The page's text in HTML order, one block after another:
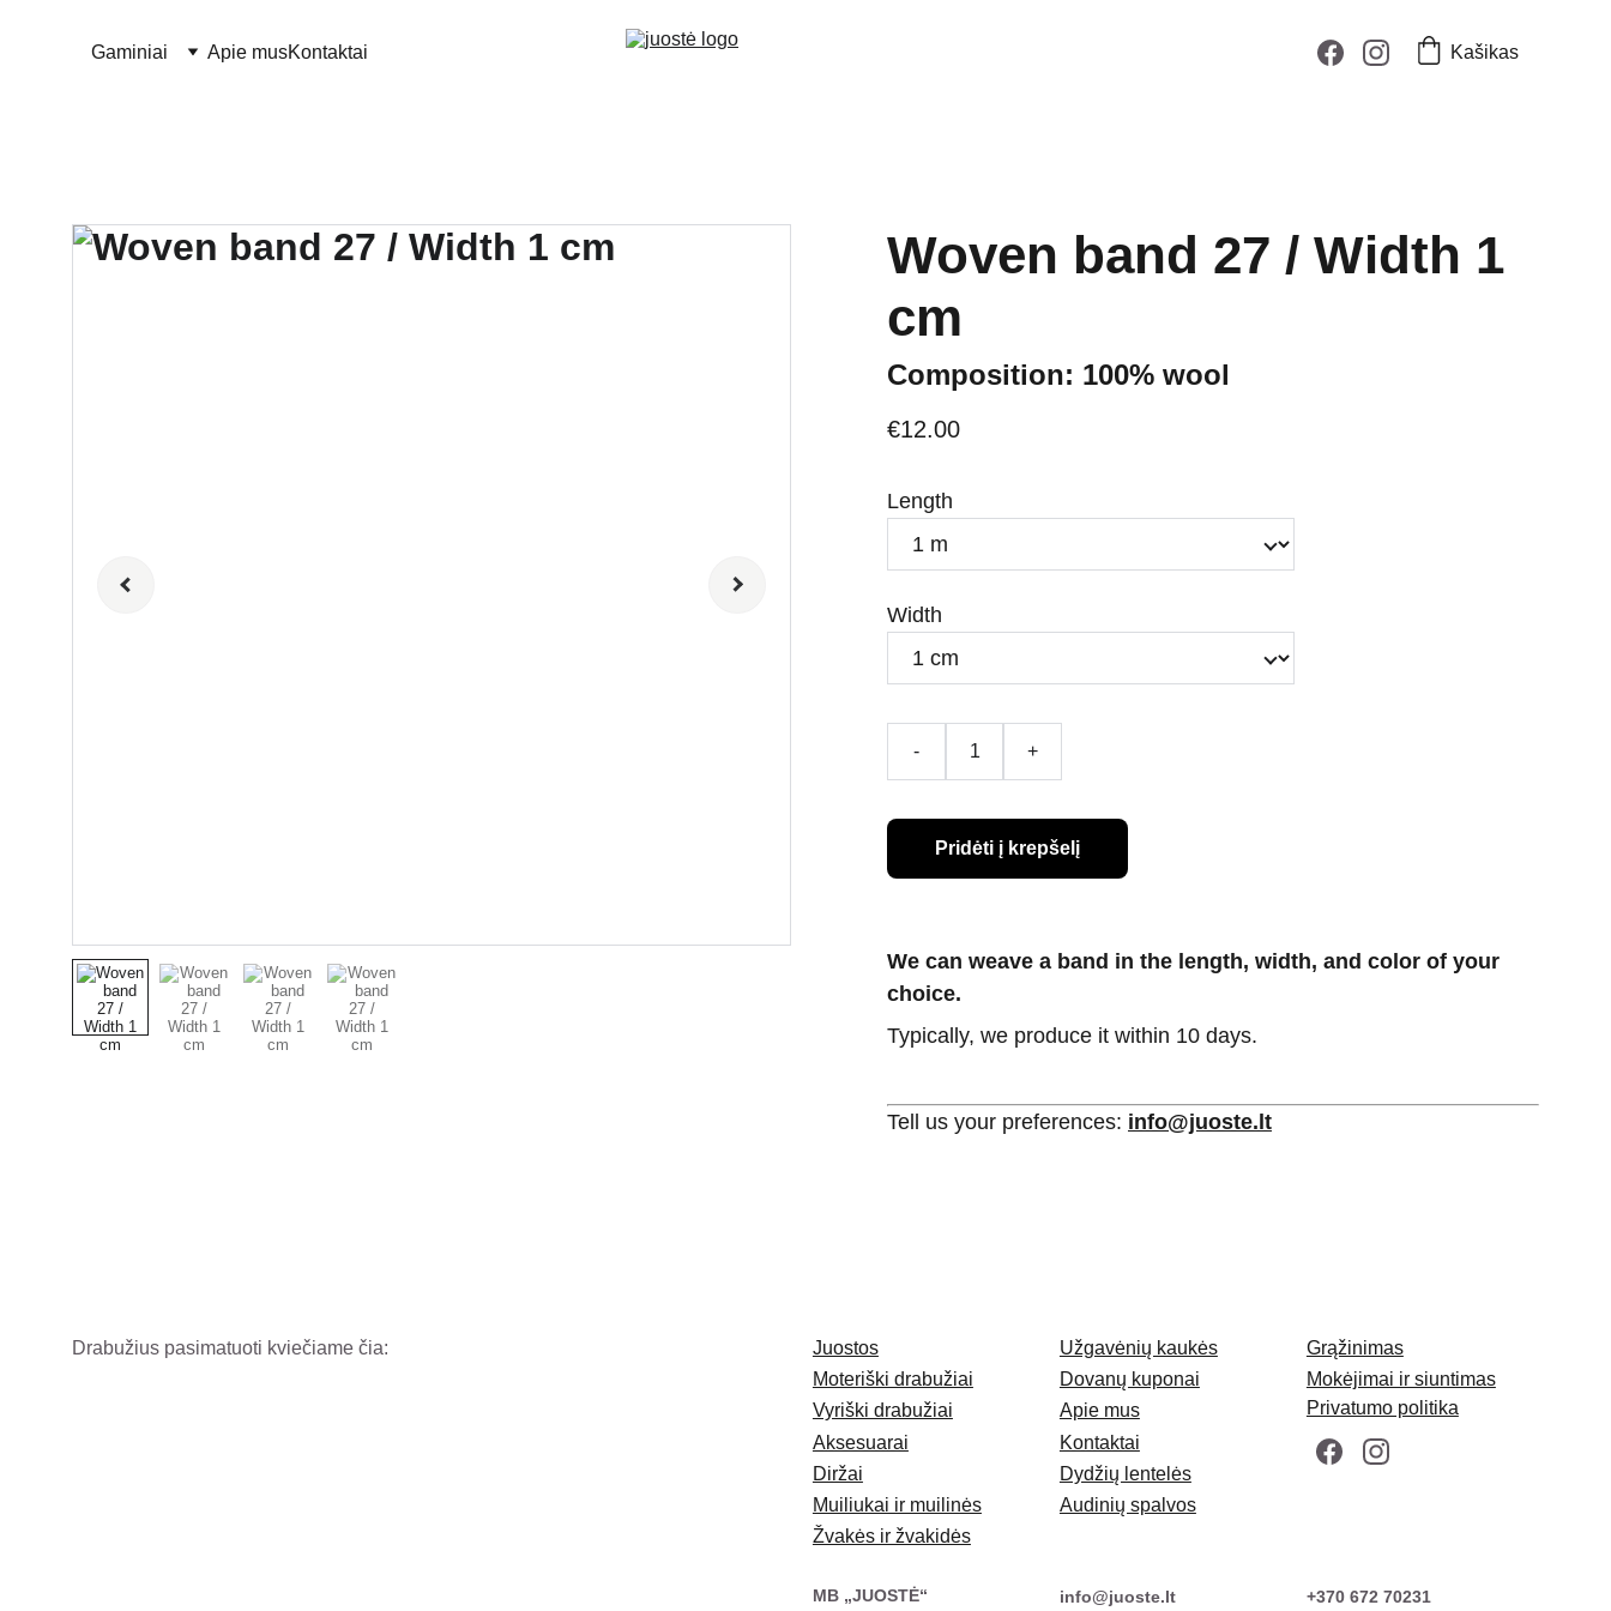
Gaminiai Apie musKontaktai Kašikas
Woven band 27 / Width 1
cm
Composition: 100% wool
€12.00
Length
Width
- +
Pridėti į krepšelį
We can weave a band in the length, width, and color of your
choice.
Typically, we produce it within 10 days.
Tell us your preferences: info@juoste.lt
MB „JUOSTĖ“
Mokėjimai ir siuntimas
Apie mus
Grąžinimas
Drabužius pasimatuoti kviečiame čia:
info@juoste.lt +370 672 70231
Privatumo politika
Moteriški drabužiai
Vyriški drabužiai
Aksesuarai
Muiliukai ir muilinės
Kontaktai
Audinių spalvos
Dydžių lentelės
Žvakės ir žvakidės
Dovanų kuponai
Juostos
Diržai
Užgavėnių kaukės